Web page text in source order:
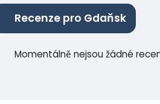
Recenze pro Gdaňsk
Momentálně nejsou žádné